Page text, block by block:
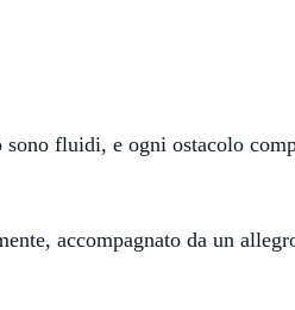
fluidi, e ogni ostacolo
accompagnato da un